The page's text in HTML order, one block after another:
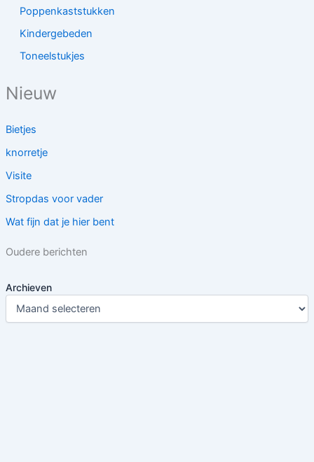
Poppenkaststukken
Kindergebeden
Toneelstukjes
Nieuw
Bietjes
knorretje
Visite
Stropdas voor vader
Wat fijn dat je hier bent
Oudere berichten
Archieven